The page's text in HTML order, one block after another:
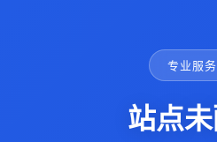
专业服
站点